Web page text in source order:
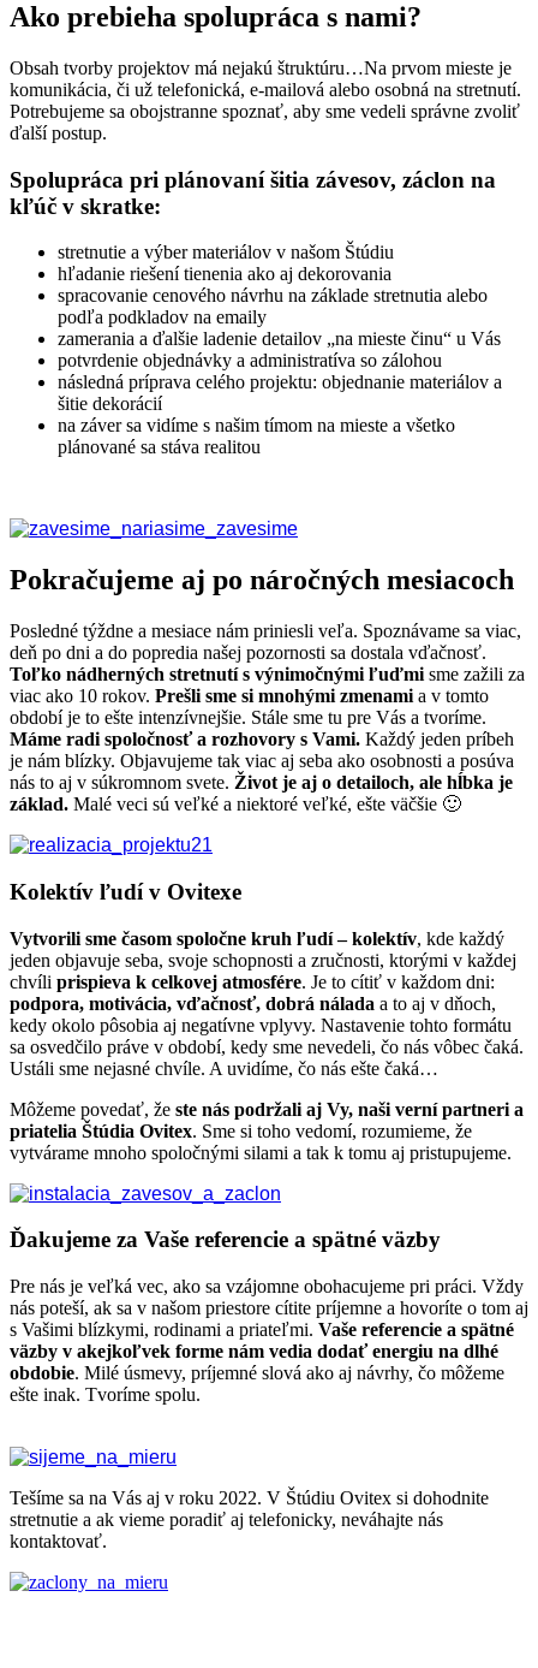
Ako prebieha spolupráca s nami?
Obsah tvorby projektov má nejakú štruktúru…Na prvom mieste je
komunikácia, či už telefonická, e-mailová alebo osobná na stretnutí.
Potrebujeme sa obojstranne spoznať, aby sme vedeli správne zvoliť
ďalší postup.
Spolupráca pri plánovaní šitia závesov, záclon na
kľúč v skratke:
stretnutie a výber materiálov v našom Štúdiu
hľadanie riešení tienenia ako aj dekorovania
spracovanie cenového návrhu na základe stretnutia alebo
podľa podkladov na emaily
zamerania a ďalšie ladenie detailov „na mieste činu“ u Vás
potvrdenie objednávky a administratíva so zálohou
následná príprava celého projektu: objednanie materiálov a
šitie dekorácií
na záver sa vidíme s našim tímom na mieste a všetko
plánované sa stáva realitou
Pokračujeme aj po náročných mesiacoch
Posledné týždne a mesiace nám priniesli veľa. Spoznávame sa viac,
deň po dni a do popredia našej pozornosti sa dostala vďačnosť.
Toľko nádherných stretnutí s výnimočnými ľuďmi sme zažili za
viac ako 10 rokov. Prešli sme si mnohými zmenami a v tomto
období je to ešte intenzívnejšie. Stále sme tu pre Vás a tvoríme.
Máme radi spoločnosť a rozhovory s Vami. Každý jeden príbeh
je nám blízky. Objavujeme tak viac aj seba ako osobnosti a posúva
nás to aj v súkromnom svete. Život je aj o detailoch, ale hĺbka je
základ. Malé veci sú veľké a niektoré veľké, ešte väčšie 🙂
Kolektív ľudí v Ovitexe
Vytvorili sme časom spoločne kruh ľudí – kolektív, kde každý
jeden objavuje seba, svoje schopnosti a zručnosti, ktorými v každej
chvíli prispieva k celkovej atmosfére. Je to cítiť v každom dni:
podpora, motivácia, vďačnosť, dobrá nálada a to aj v dňoch,
kedy okolo pôsobia aj negatívne vplyvy. Nastavenie tohto formátu
sa osvedčilo práve v období, kedy sme nevedeli, čo nás vôbec čaká.
Ustáli sme nejasné chvíle. A uvidíme, čo nás ešte čaká…
Môžeme povedať, že ste nás podržali aj Vy, naši verní partneri a
priatelia Štúdia Ovitex. Sme si toho vedomí, rozumieme, že
vytvárame mnoho spoločnými silami a tak k tomu aj pristupujeme.
Ďakujeme za Vaše referencie a spätné väzby
Pre nás je veľká vec, ako sa vzájomne obohacujeme pri práci. Vždy
nás poteší, ak sa v našom priestore cítite príjemne a hovoríte o tom aj
s Vašimi blízkymi, rodinami a priateľmi. Vaše referencie a spätné
väzby v akejkoľvek forme nám vedia dodať energiu na dlhé
obdobie. Milé úsmevy, príjemné slová ako aj návrhy, čo môžeme
ešte inak. Tvoríme spolu.
Tešíme sa na Vás aj v roku 2022. V Štúdiu Ovitex si dohodnite
stretnutie a ak vieme poradiť aj telefonicky, neváhajte nás
kontaktovať.